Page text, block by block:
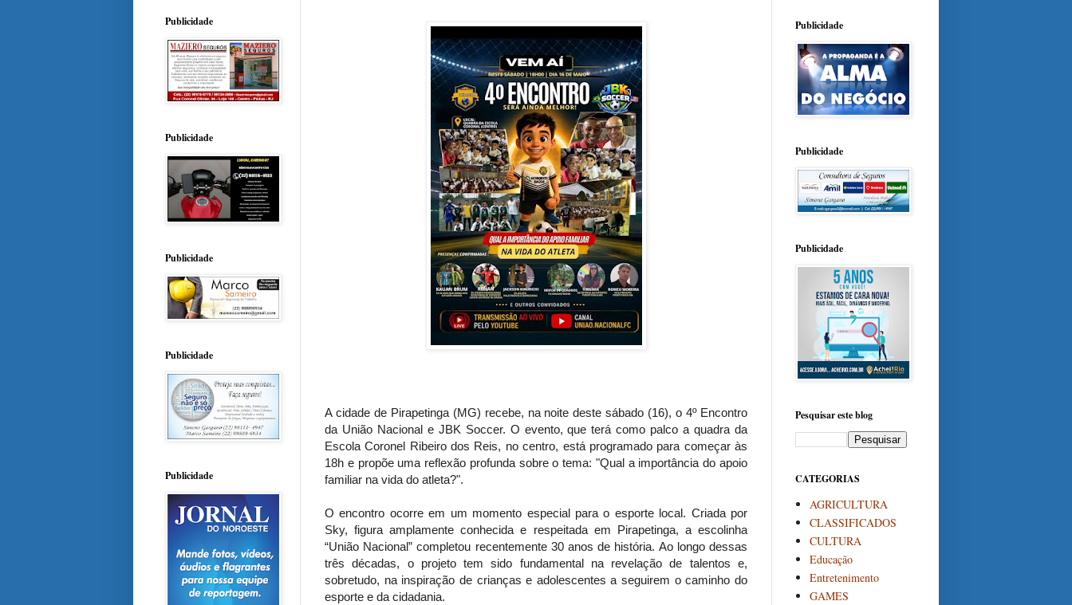
A cidade de Pirapetinga (MG) recebe, na noite deste sábado (16), o 4º Encontro
da União Nacional e JBK Soccer. O evento, que terá como palco a quadra da
Escola Coronel Ribeiro dos Reis, no centro, está programado para começar às
18h e propõe uma reflexão profunda sobre o tema: "Qual a importância do apoio
familiar na vida do atleta?".
O encontro ocorre em um momento especial para o esporte local. Criada por
Sky, figura amplamente conhecida e respeitada em Pirapetinga, a escolinha
“União Nacional” completou recentemente 30 anos de história. Ao longo dessas
três décadas, o projeto tem sido fundamental na revelação de talentos e,
sobretudo, na inspiração de crianças e adolescentes a seguirem o caminho do
esporte e da cidadania.
Publicidade
Publicidade
Publicidade
Publicidade
Publicidade
Publicidade
Publicidade
Publicidade
Pesquisar este blog
CATEGORIAS
AGRICULTURA
CLASSIFICADOS
CULTURA
Educação
Entretenimento
GAMES